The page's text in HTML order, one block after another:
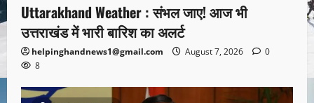
Uttarakhand Weather : संभल जाए! आज भी
उत्तराखंड में भारी बारिश का अलर्ट
helpinghandnews1@gmail.com August 7, 2026
0
8